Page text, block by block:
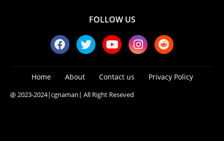
FOLLOW US
Home About Contact us Privacy Policy
@ 2023-2024|cgnaman| All Right Reseved